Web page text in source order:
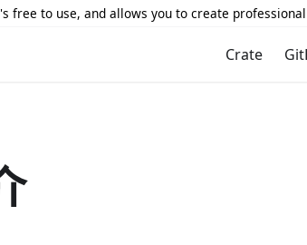
free to use, and allows you to create
Crate